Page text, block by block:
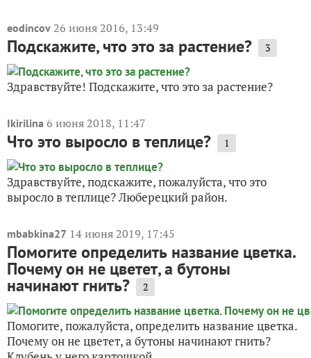
eodincov 26 июня 2016, 13:49
Подскажите, что это за растение? 3
Здравствуйте! Подскажите, что это за растение?
Ikirilina 6 июня 2018, 11:47
Что это выросло в теплице? 1
Здравствуйте, подскажите, пожалуйста, что это
выросло в теплице? Люберецкий район.
mbabkina27 14 июня 2019, 17:45
Помогите определить название цветка.
Почему он не цветет, а бутоны
начинают гнить? 2
Помогите, пожалуйста, определить название цветка.
Почему он не цветет, а бутоны начинают гнить?